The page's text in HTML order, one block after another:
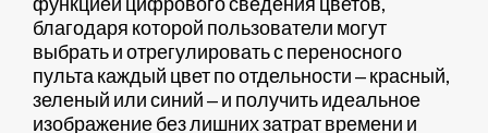
благодаря которой пользователи могут
выбрать и отрегулировать с переносного
пульта каждый цвет по отдельности ‒ красный,
зеленый или синий ‒ и получить идеальное
изображение без лишних затрат времени и